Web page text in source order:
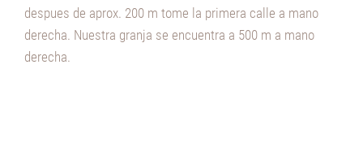
despues de aprox. 200 m tome la primera calle a mano
derecha. Nuestra granja se encuentra a 500 m a mano
derecha.